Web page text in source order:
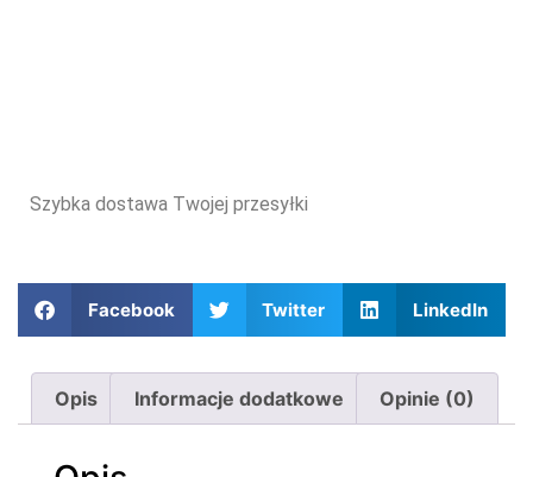
Facebook Twitter LinkedIn
Szybka dostawa Twojej przesyłki
Opis Informacje dodatkowe Opinie (0)